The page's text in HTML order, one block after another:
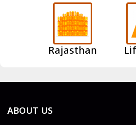
Rajasthan
ABOUT US